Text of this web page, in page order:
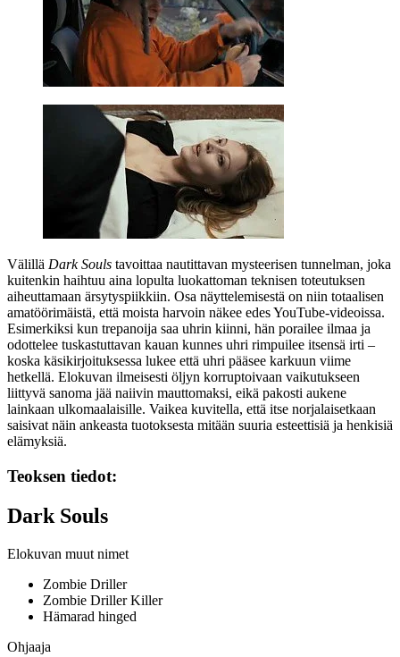
Välillä Dark Souls tavoittaa nautittavan mysteerisen tunnelman, joka
kuitenkin haihtuu aina lopulta luokattoman teknisen toteutuksen
aiheuttamaan ärsytyspiikkiin. Osa näyttelemisestä on niin totaalisen
amatöörimäistä, että moista harvoin näkee edes YouTube-videoissa.
Esimerkiksi kun trepanoija saa uhrin kiinni, hän porailee ilmaa ja
odottelee tuskastuttavan kauan kunnes uhri rimpuilee itsensä irti –
koska käsikirjoituksessa lukee että uhri pääsee karkuun viime
hetkellä. Elokuvan ilmeisesti öljyn korruptoivaan vaikutukseen
liittyvä sanoma jää naiivin mauttomaksi, eikä pakosti aukene
lainkaan ulkomaalaisille. Vaikea kuvitella, että itse norjalaisetkaan
saisivat näin ankeasta tuotoksesta mitään suuria esteettisiä ja henkisiä
elämyksiä.
Teoksen tiedot:
Dark Souls
Elokuvan muut nimet
Zombie Driller
Zombie Driller Killer
Hämarad hinged
Ohjaaja